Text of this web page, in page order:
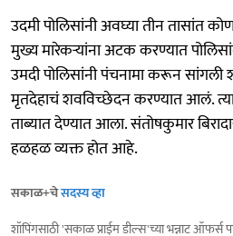
उदमी पोलिसांनी अवघ्या तीन तासांत
मुख्य मारेकऱ्यांना अटक करण्यात
उमदी पोलिसांनी पंचनामा करून
मृतदेहाचं शवविच्छेदन करण्यात आलं.
ताब्यात देण्यात आला. संतोषकुमार
हळहळ व्यक्त होत आहे.
सकाळ+चेसदस्य व्हा
शॉपिंगसाठी 'सकाळ प्राईम डील्स'च्या भन्नाट ऑफर्स